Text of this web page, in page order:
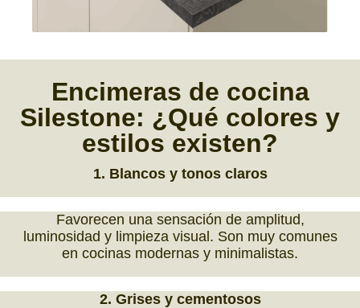
Encimeras de cocina
Silestone: ¿Qué colores y
estilos existen?
1. Blancos y tonos claros
Favorecen una sensación de amplitud,
luminosidad y limpieza visual. Son muy comunes
en cocinas modernas y minimalistas.
2. Grises y cementosos